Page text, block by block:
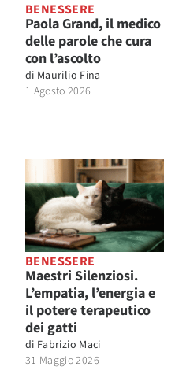
BENESSERE
Paola Grand, il medico
delle parole che cura
con l’ascolto
di Maurilio Fina
1 Agosto 2026
BENESSERE
Maestri Silenziosi.
L’empatia, l’energia e
il potere terapeutico
dei gatti
di Fabrizio Maci
31 Maggio 2026